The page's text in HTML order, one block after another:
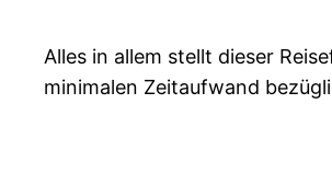
Alles in allem stellt dieser
minimalen Zeitaufwand